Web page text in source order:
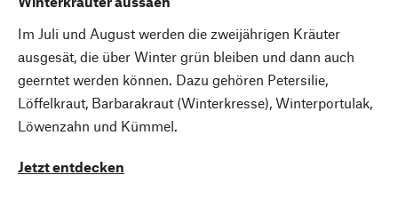
Im Juli und August werden die zweijährigen Kräuter
ausgesät, die über Winter grün bleiben und dann auch
geerntet werden können. Dazu gehören Petersilie,
Löffelkraut, Barbarakraut (Winterkresse), Winterportulak,
Löwenzahn und Kümmel.
Jetzt entdecken